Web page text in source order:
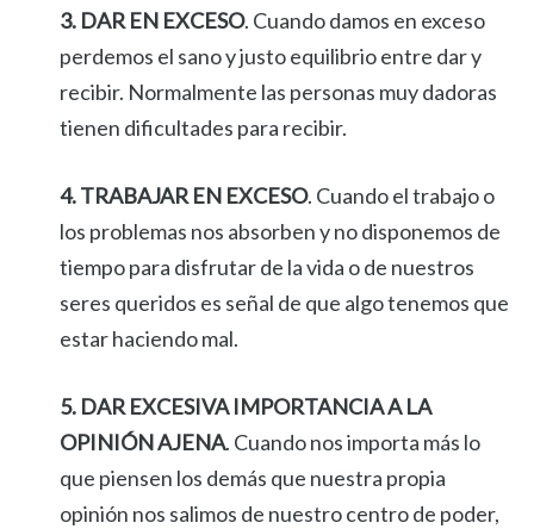
3. DAR EN EXCESO. Cuando damos en exceso
perdemos el sano y justo equilibrio entre dar y
recibir. Normalmente las personas muy dadoras
tienen dificultades para recibir.
4. TRABAJAR EN EXCESO. Cuando el trabajo o
los problemas nos absorben y no disponemos de
tiempo para disfrutar de la vida o de nuestros
seres queridos es señal de que algo tenemos que
estar haciendo mal.
5. DAR EXCESIVA IMPORTANCIA A LA
OPINIÓN AJENA. Cuando nos importa más lo
que piensen los demás que nuestra propia
opinión nos salimos de nuestro centro de poder,